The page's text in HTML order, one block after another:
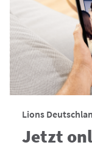
Lions
Jetzt